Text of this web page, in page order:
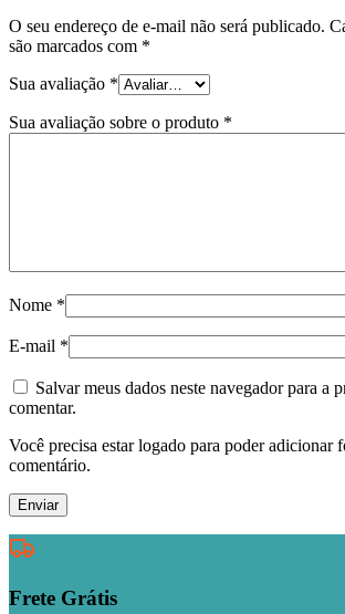
O seu endereço de e-mail não será publicado.
são marcados com *
Sua avaliação *
Sua avaliação sobre o produto *
Nome *
E-mail *
Salvar meus dados neste navegador para a
comentar.
Você precisa estar logado para poder adicionar
comentário.
Frete Grátis